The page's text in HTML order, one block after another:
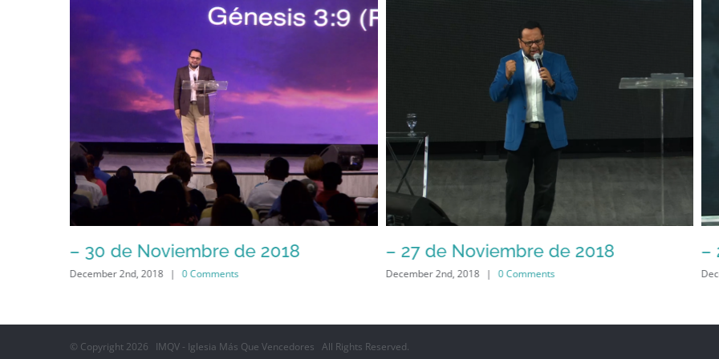
– 30 de Noviembre de 2018
December 2nd, 2018 | 0 Comments
– 27 de Noviembre de 2018
December 2nd, 2018 | 0 Comments
–
© Copyright 2026 IMQV - Iglesia Más Que Vencedores All Rights Reserved.